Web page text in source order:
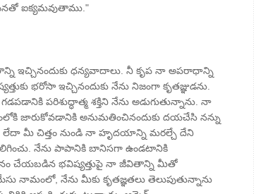
ఐక్యమవుతాము."
ఇచ్చినందుకు ధన్యవాదాలు. నీ కృప నా అపరాధాన్ని
భరోసా ఇచ్చినందుకు నేను నిజంగా కృతజ్ఞుడను.
పరిశుద్ధాత్మ శక్తిని నేను అడుగుతున్నాను. నా
జారుకోవడానికి అనుమతించినందుకు దయచేసి నన్ను
లేదా మీ చిత్తం నుండి నా హృదయాన్ని మరల్చే దేని
నేను పాపానికి బానిసగా ఉండటానికి
చేయబడిన భవిష్యత్తుపై నా జీవితాన్ని మీతో
నామంలో, నేను మీకు కృతజ్ఞతలు తెలుపుతున్నాను